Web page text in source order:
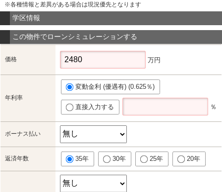
※各種情報と差異がある場合は現況優先となります
学区情報
この物件でローンシミュレーションする
価格 万円
年利率
変動金利 (優遇有) (0.625％)
直接入力する ％
ボーナス払い
返済年数 35年 30年 25年 20年